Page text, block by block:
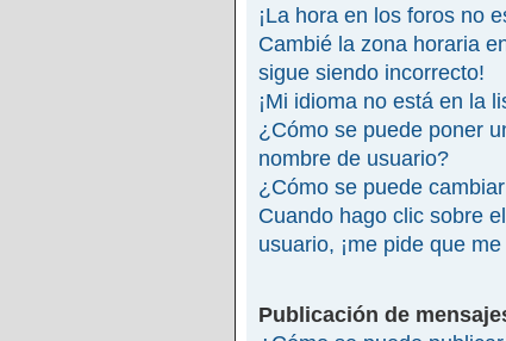
¡La hora en los foros no
Cambié la zona horaria
sigue siendo incorrecto!
¡Mi idioma no está en la
¿Cómo se puede poner
nombre de usuario?
¿Cómo se puede
Cuando hago clic sobre
usuario, ¡me pide que
Publicación de